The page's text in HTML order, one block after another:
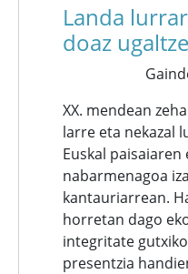
Landa
doaz
XX. mendean
larre eta nekazal
Euskal
nabarmenagoa
kantauriarrean.
horretan dago
integritate
presentzia